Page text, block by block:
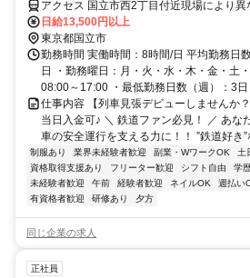
アクセス 国立市西2丁目付近現場により
可■電話面接■来社不要
日給13,500円以上
東京都国立市
勤務時間 実働時間：8時間/日 平均勤務日
日 ・勤務曜日：月・火・水・木・金・土
08:00～17:00 ・最低勤務日数（週）：3日
仕事内容 【列車見張デビューしませんか
当日入金可♪ ＼ 鉄道ファン必見！ ／ あな
車の安全運行を支える力に！！ ”鉄道好き
制服あり 業界未経験者歓迎 副業・WワークOK 土
資格取得支援あり
フリーター歓迎 シフト自由 学
未経験者歓迎
午前 経験者歓迎 ネイルOK 週払い
有資格者歓迎
研修あり 夕方
同じ企業の求人
正社員